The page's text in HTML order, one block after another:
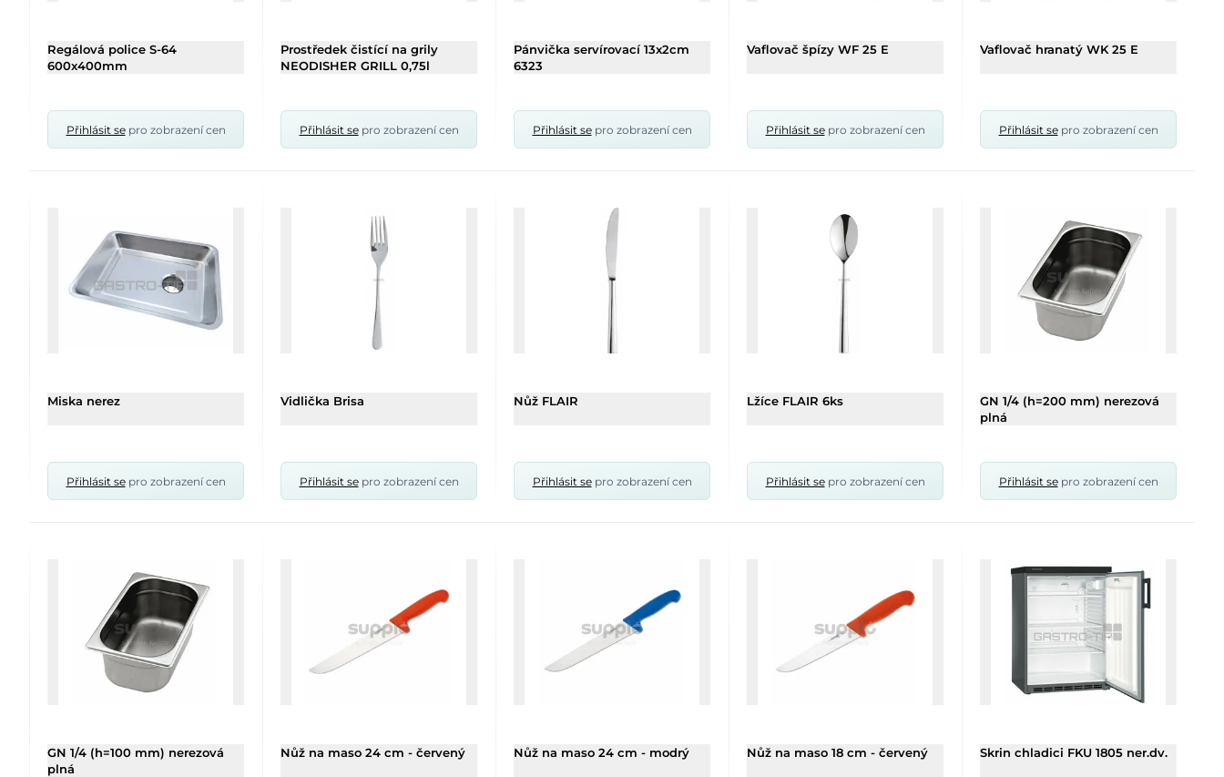
Regálová police S-64
600x400mm
Přihlásit sepro zobrazení cen
Prostředek čistící na grily
NEODISHER GRILL 0,75l
Přihlásit sepro zobrazení cen
Pánvička servírovací 13x2cm
6323
Přihlásit sepro zobrazení cen
Vaflovač špízy WF 25 E
Přihlásit sepro zobrazení cen
Vaflovač hranatý WK 25 E
Přihlásit sepro zobrazení cen
Miska nerez
Přihlásit sepro zobrazení cen
Vidlička Brisa
Přihlásit sepro zobrazení cen
Nůž FLAIR
Přihlásit sepro zobrazení cen
Lžíce FLAIR 6ks
Přihlásit sepro zobrazení cen
GN 1/4 (h=200 mm) nerezová
plná
Přihlásit sepro zobrazení cen
GN 1/4 (h=100 mm) nerezová
plná
Nůž na maso 24 cm - červený Nůž na maso 24 cm - modrý Nůž na maso 18 cm - červený Skrin chladici FKU 1805 ner.dv.